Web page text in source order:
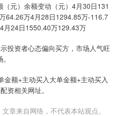
元）余额变动（元）4月30日131
64.26万4月28日1294.85万-116.7
月24日1550.40万129.43万
投资者心态偏向买方，市场人气旺
额+主动买入大单金额+主动买入
资相关网址。
章来自网络，不代表本站观点。